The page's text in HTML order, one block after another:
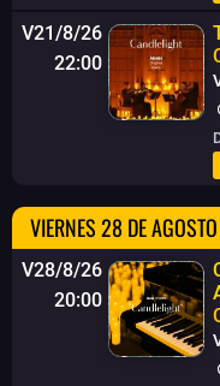
V21/8/26
22:00
VIERNES 28 DE AGOSTO
V28/8/26
20:00